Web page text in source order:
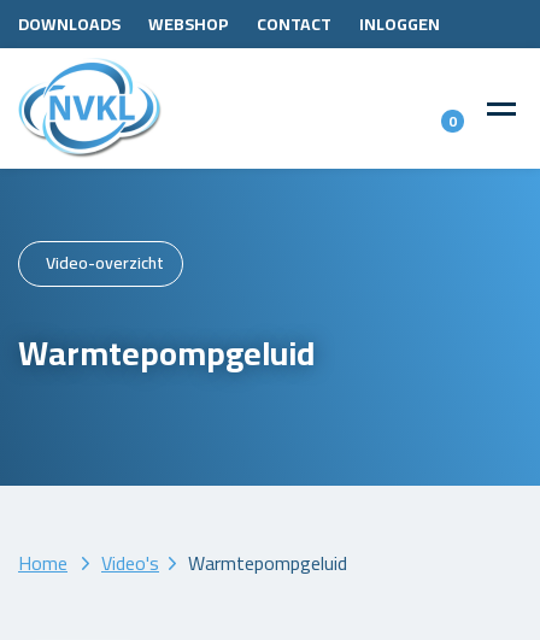
DOWNLOADS WEBSHOP CONTACT INLOGGEN
0
Video-overzicht
Warmtepompgeluid
Home Video's Warmtepompgeluid